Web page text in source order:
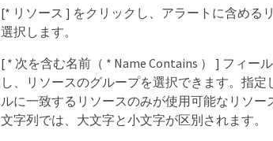
[* リソース ] をクリックし、アラートに含める
選択します。
[ * 次を含む名前（ * Name Contains ） ] フィ
し、リソースのグループを選択できます。指
ルに一致するリソースのみが使用可能なリソ
文字列では、大文字と小文字が区別されます。